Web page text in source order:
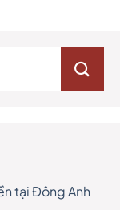
tại Đông Anh